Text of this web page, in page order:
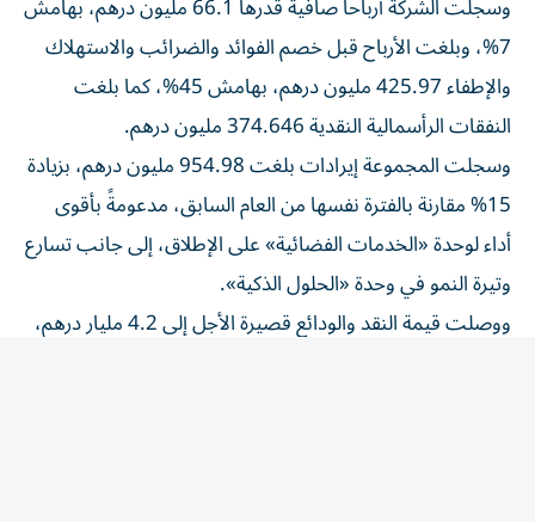
7%، وبلغت الأرباح قبل خصم الفوائد والضرائب والاستهلاك
والإطفاء 425.97 مليون درهم، بهامش 45%، كما بلغت
النفقات الرأسمالية النقدية 374.646 مليون درهم.
وسجلت المجموعة إيرادات بلغت 954.98 مليون درهم، بزيادة
15% مقارنة بالفترة نفسها من العام السابق، مدعومةً بأقوى
أداء لوحدة «الخدمات الفضائية» على الإطلاق، إلى جانب تسارع
وتيرة النمو في وحدة «الحلول الذكية».
في حين بلغ صافي الدين السالب 2.27 مليار درهم. كما سجلت